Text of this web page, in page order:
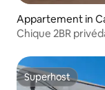
Appartement in
Chique 2BR
Superhost
Superhost